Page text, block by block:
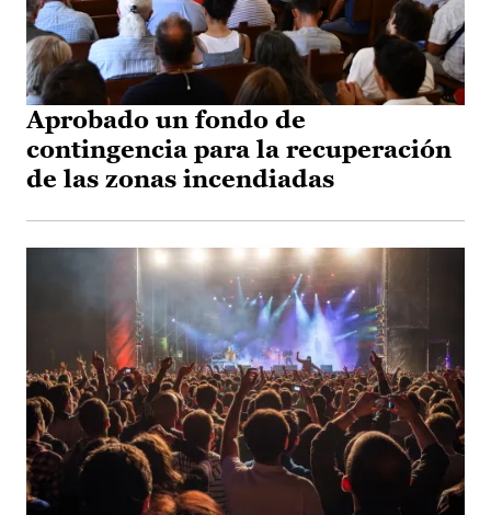
Aprobado un fondo de
contingencia para la recuperación
de las zonas incendiadas